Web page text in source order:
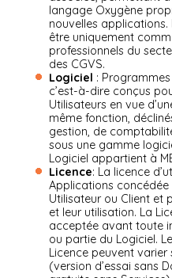
langage Oxygène
nouvelles
être uniquement
professionnels du
des CGVS.
Logiciel :
c’est-à-dire conçus
Utilisateurs en vue
même fonction,
gestion, de
sous une gamme
Logiciel appartient à
Licence: La licence
Applications concédée
Utilisateur ou Client et
et leur utilisation. La
acceptée avant toute
ou partie du Logiciel.
Licence peuvent
(version d’essai sans